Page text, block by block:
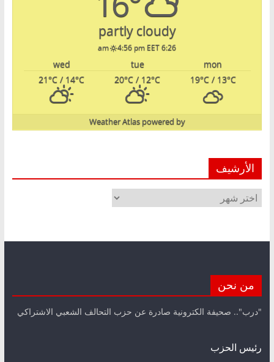
partly cloudy
6:26 am
4:56 pm EET
mon
tue
wed
19°C/ 13°C
20°C / 12°C
21°C / 14°C
powered by
Weather Atlas
الأرشيف
الأرشيف
من نحن
"درب".. صحيفة الكترونية صادرة عن حزب التحالف الشعبي الاشتراكي
رئيس الحزب